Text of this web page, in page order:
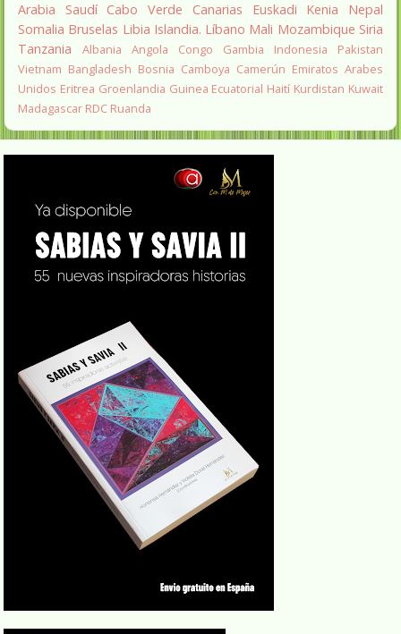
Arabia Saudí Cabo Verde Canarias Euskadi Kenia
Nepal
Somalia Bruselas Libia Islandia. Líbano Mali Mozambique Siria
Tanzania
Albania Angola Congo Gambia Indonesia
Pakistan
Vietnam Bangladesh Bosnia Camboya Camerún Emiratos Arabes
Unidos Eritrea Groenlandia Guinea Ecuatorial Haití Kurdistan Kuwait
Madagascar RDC Ruanda